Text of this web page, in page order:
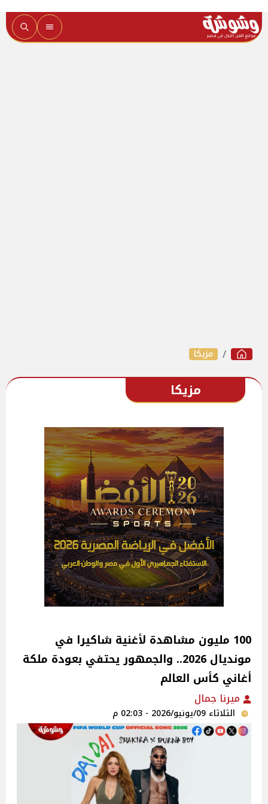
مزيكا
مزيكا
100 مليون مشاهدة لأغنية شاكيرا في
مونديال 2026.. والجمهور يحتفي بعودة ملكة
أغاني كأس العالم
ميرنا جمال
الثلاثاء 09/يونيو/2026 - 02:03 م